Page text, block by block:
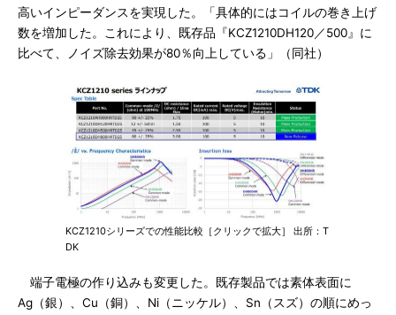
高いインピーダンスを実現した。「具体的にはコイルの巻き上げ
数を増加した。これにより、既存品『KCZ1210DH120／500』に
比べて、ノイズ除去効果が80％向上している」（同社）
KCZ1210シリーズでの性能比較［クリックで拡大］ 出所：T
DK
端子電極の作り込みも変更した。既存製品では素体表面に
Ag（銀）、Cu（銅）、Ni（ニッケル）、Sn（スズ）の順にめっ